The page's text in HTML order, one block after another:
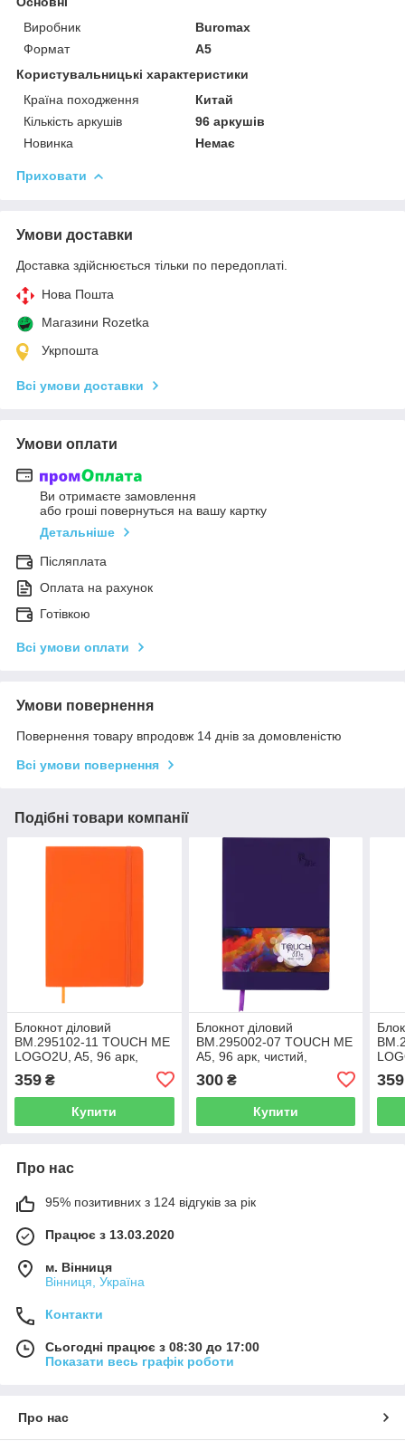
Виробник
Buromax
Формат
A5
Користувальницькі характеристики
Країна походження
Китай
Кількість аркушів
96 аркушів
Новинка
Немає
Приховати
Умови доставки
Доставка здійснюється тільки по передоплаті.
Нова Пошта
Магазини Rozetka
Укрпошта
Всі умови доставки
Умови оплати
Ви отримаєте замовлення
або гроші повернуться на вашу картку
Детальніше
Післяплата
Оплата на рахунок
Готівкою
Всі умови оплати
Умови повернення
Повернення товару впродовж 14 днів за домовленістю
Всі умови повернення
Подібні товари компанії
Блокнот діловий
BM.295102-11 TOUCH ME
LOGO2U, A5, 96 арк,
шкіра, помаранч (50)
359 ₴
Купити
Блокнот діловий
BM.295002-07 TOUCH ME
А5, 96 арк, чистий,
обкладинка штучна шкіра,
фіолетовий (50)
300₴
Купити
359
Про нас
95% позитивних з 124 відгуків за рік
Працює з 13.03.2020
м. Вінниця
Вінниця, Україна
Контакти
Сьогодні працює з 08:30 до 17:00
Показати весь графік роботи
Про нас